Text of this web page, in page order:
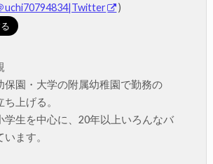
uchi70794834|Twitter )
保園・大学の附属幼稚園で勤務の
上げる。
学生を中心に、20年以上いろんなバ
ます。